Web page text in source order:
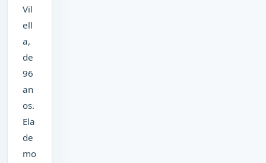
Vil
ell
a,
de
96
an
os.
Ela
de
mo